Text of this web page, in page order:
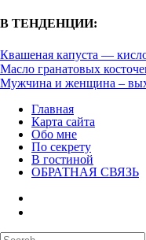
В ТЕНДЕНЦИИ:
Квашеная капуста —
Масло гранатовых
Мужчина и женщина –
Главная
Карта сайта
Обо мне
По секрету
В гостиной
ОБРАТНАЯ СВЯЗЬ